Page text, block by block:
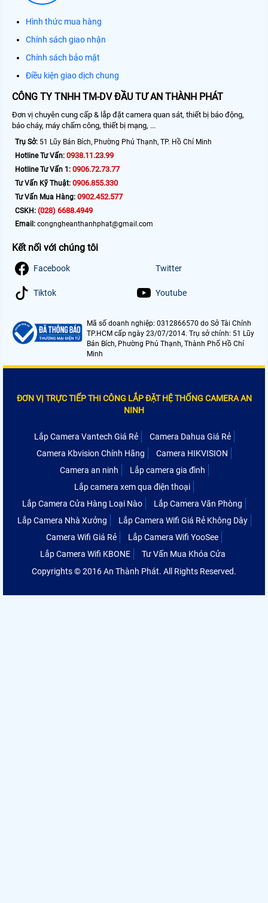
Hình thức mua hàng
Chính sách giao nhận
Chính sách bảo mật
Điều kiện giao dịch chung
CÔNG TY TNHH TM-DV ĐẦU TƯ AN THÀNH PHÁT
Đơn vị chuyên cung cấp & lắp đặt camera quan sát, thiết bị báo động,
báo cháy, máy chấm công, thiết bị mạng, ...
Trụ Sở: 51 Lũy Bán Bích, Phường Phú Thạnh, TP. Hồ Chí Minh
Hotline Tư Vấn: 0938.11.23.99
Hotline Tư Vấn 1: 0906.72.73.77
Tư Vấn Kỹ Thuật: 0906.855.330
Tư Vấn Mua Hàng: 0902.452.577
CSKH: (028) 6688.4949
Email: congngheanthanhphat@gmail.com
Kết nối với chúng tôi
Facebook Twitter
Tiktok Youtube
Mã số doanh nghiệp: 0312866570 do Sở Tài Chính
TP.HCM cấp ngày 23/07/2014. Trụ sở chính: 51 Lũy
Bán Bích, Phường Phú Thạnh, Thành Phố Hồ Chí
Minh
ĐƠN VỊ TRỰC TIẾP THI CÔNG LẮP ĐẶT HỆ THỐNG CAMERA AN
NINH
Lắp Camera Vantech Giá Rẻ
Camera Dahua Giá Rẻ
Camera Kbvision Chính Hãng
Camera HIKVISION
Camera an ninh
Lắp camera gia đình
Lắp camera xem qua điện thoại
Lắp Camera Cửa Hàng Loại Nào
Lắp Camera Văn Phòng
Lắp Camera Nhà Xưởng
Lắp Camera Wifi Giá Rẻ Không Dây
Camera Wifi Giá Rẻ
Lắp Camera Wifi YooSee
Lắp Camera Wifi KBONE
Tư Vấn Mua Khóa Cửa
Copyrights © 2016 An Thành Phát. All Rights Reserved.